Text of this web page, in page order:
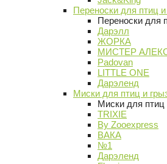
Переноски для птиц
Переноски для
Дарэлл
ЖОРКА
МИСТЕР
Padovan
LITTLE ONE
Дарэленд
Миски для птиц и
Миски для птиц
TRIXIE
By Zooexpress
ВАКА
№1
Дарэленд